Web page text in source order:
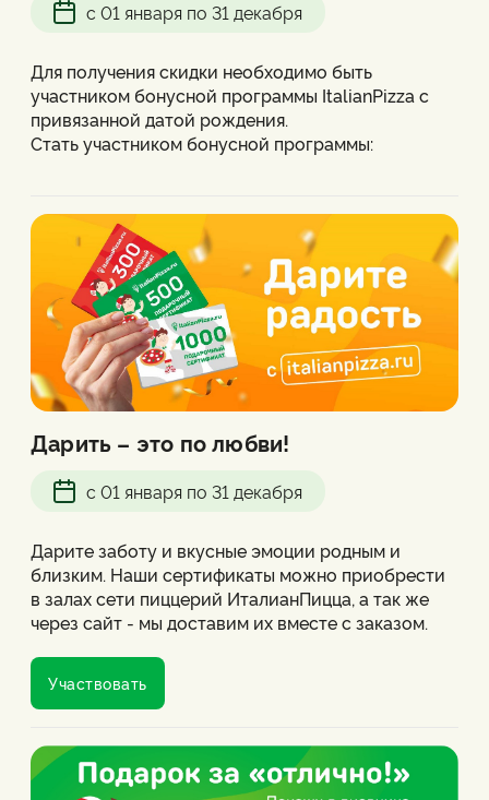
с 01 января по 31 декабря
Для получения скидки необходимо быть
участником бонусной программы ItalianPizza с
привязанной датой рождения.
Стать участником бонусной программы:
- Сделать заказ на сайте на номер именинника,
указав имя и дату рождения.
Скидка применяется к заказу, оплаченному и
полученному в День рождения, а также за 3 дня
до и 3 дня после него.
Действует на все меню (кроме акционных блюд,
сетов, наборов, комбо, и блюд из меню бизнес-
ланча).
Скидка не совмещается с другими акциями,
бонусами.
Дарить – это по любви!
с 01 января по 31 декабря
Дарите заботу и вкусные эмоции родным и
близким. Наши сертификаты можно приобрести
в залах сети пиццерий ИталианПицца, а так же
через сайт - мы доставим их вместе с заказом.
заказе в зале в любом филиале сети пиццерий
ИталианПицца или при заказе доставки,
проговорив номер сертификата оператору колл-
центра.
- Действует на доставку, на заказы навынос и в
Участвовать